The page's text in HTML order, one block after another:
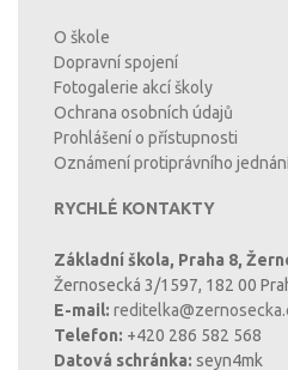
O škole
Dopravní spojení
Fotogalerie akcí školy
Ochrana osobních údajů
Prohlášení o přístupnosti
Oznámení protiprávního
RYCHLÉ KONTAKTY
Základní škola, Praha 8,
Žernosecká 3/1597, 182 00
E-mail:
Telefon: +420 286 582 568
Datová schránka: seyn4mk